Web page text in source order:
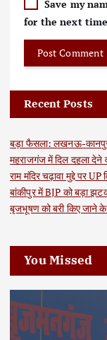
Save my
for the next
Recent Posts
बड़ा फैसला: लखनऊ-
महराजगंज में दिल दहला देने
राम मंदिर चढ़ावा मुद्दे पर
बांकीपुर में BJP को बड़ा
बृजभूषण को बरी किए जाने के
You Missed